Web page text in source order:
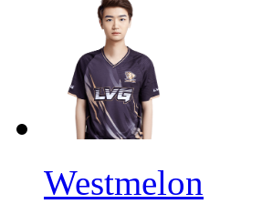
Westmelon